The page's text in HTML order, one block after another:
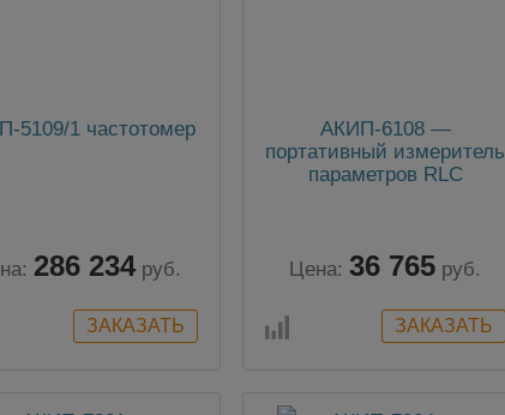
5109/1 частотомер
286 234 руб.
АКИП-6108 —
портативный измеритель
параметров RLC
Цена: 36 765 руб.